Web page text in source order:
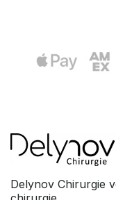
Delynov Chirurgie